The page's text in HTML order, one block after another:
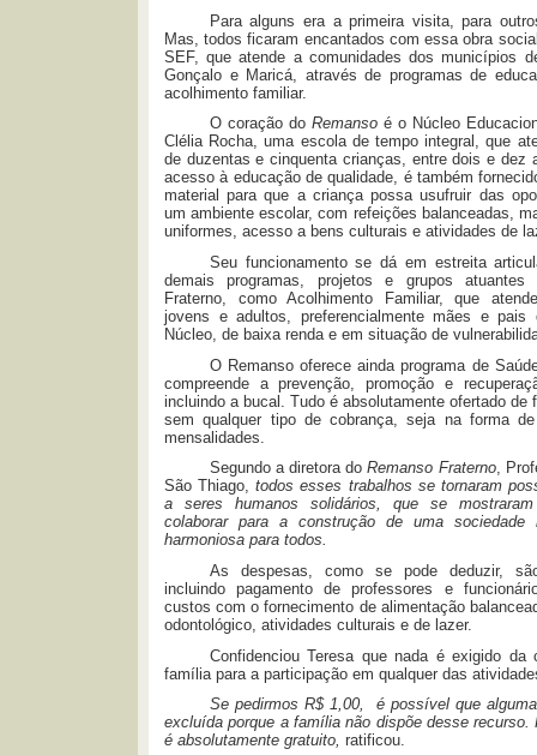
Para alguns era a primeira visita, para
Mas, todos ficaram encantados com essa obra
SEF, que atende a comunidades dos municípios
Gonçalo e Maricá, através de programas de
acolhimento familiar.
O coração do Remansoé o Núcleo
Clélia Rocha, uma escola de tempo integral, que
de duzentas e cinquenta crianças, entre dois e dez
acesso à educação de qualidade, é também
material para que a criança possa usufruir das
um ambiente escolar, com refeições balanceadas,
uniformes, acesso a bens culturais e atividades de
Seu funcionamento se dá em estreita
demais programas, projetos e grupos atuantes
Fraterno, como Acolhimento Familiar, que
jovens e adultos, preferencialmente mães e pais
Núcleo, de baixa renda e em situação de
O Remanso oferece ainda programa de
compreende a prevenção, promoção e
incluindo a bucal. Tudo é absolutamente ofertado de
sem qualquer tipo de cobrança, seja na forma
mensalidades.
Segundo a diretora doRemanso Fraterno,
São Thiago,todos esses trabalhos se tornaram
a seres humanos solidários, que se
colaborar para a construção de uma
harmoniosa para todos.
As despesas, como se pode deduzir,
incluindo pagamento de professores e
custos com o fornecimento de alimentação
odontológico, atividades culturais e de lazer.
Confidenciou Teresa que nada é exigido da
família para a participação em qualquer das
Se pedirmos R$ 1,00, é possível que
excluída porque a família não dispõe desse recurso.
é absolutamente gratuito, ratificou.